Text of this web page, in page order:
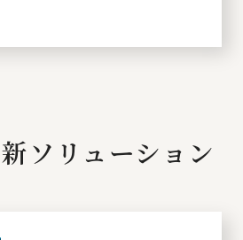
ソリューション